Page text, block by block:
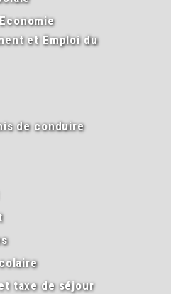
et Emploi du
de conduire
taxe de séjour